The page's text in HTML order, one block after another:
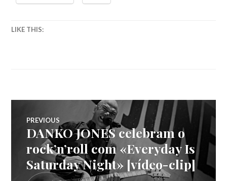
LIKE THIS:
Navegação
de
artigos
PREVIOUS
Previous
post:
DANKO JONES celebram o
rock’n’roll com «Everyday Is
Saturday Night» [vídeo-clip]